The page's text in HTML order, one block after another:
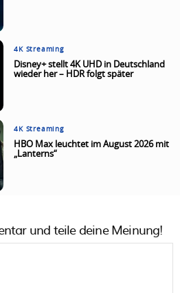
4K Streaming
Disney+ stellt 4K UHD in Deutschland
wieder her – HDR folgt später
4K Streaming
HBO Max leuchtet im August 2026 mit
„Lanterns“
und teile deine Meinung!